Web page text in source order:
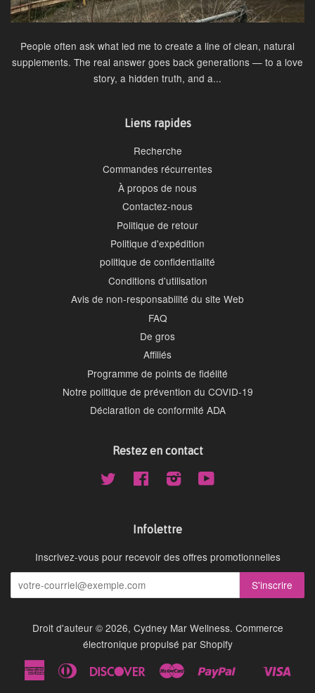
People often ask what led me to create a line of clean, natural
supplements. The real answer goes back generations — to a love
story, a hidden truth, and a...
Liens rapides
Recherche
Commandes récurrentes
À propos de nous
Contactez-nous
Politique de retour
Politique d'expédition
politique de confidentialité
Conditions d'utilisation
Avis de non-responsabilité du site Web
FAQ
De gros
Affiliés
Programme de points de fidélité
Notre politique de prévention du COVID-19
Déclaration de conformité ADA
Restez en contact
Twitter Facebook Instagram
Infolettre
Inscrivez-vous pour recevoir des offres promotionnelles
Droit d'auteur © 2026, Cydney Mar Wellness. Commerce
électronique propulsé par Shopify
American
Express
Diners
Discover Master Paypal
Shopify